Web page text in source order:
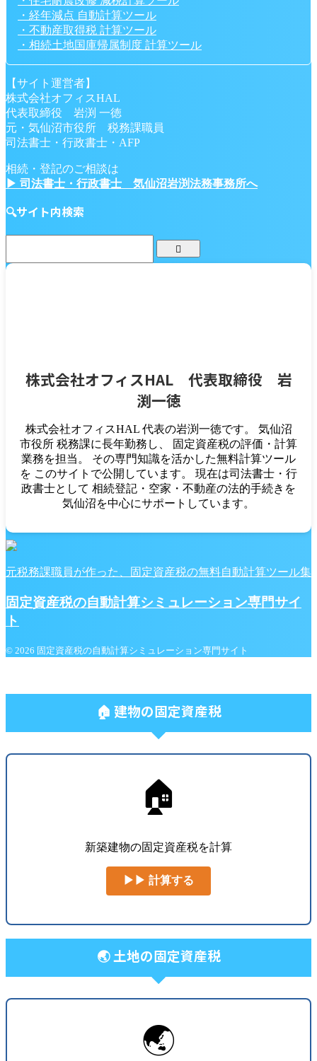
・経年減点 自動計算ツール
・不動産取得税 計算ツール
・相続土地国庫帰属制度 計算ツール
【サイト運営者】
株式会社オフィスHAL
代表取締役 岩渕 一徳
元・気仙沼市役所 税務課職員
司法書士・行政書士・AFP
相続・登記のご相談は
▶ 司法書士・行政書士 気仙沼岩渕法務事務所へ
🔍サイト内検索
株式会社オフィスHAL 代表取締役 岩
渕一徳
株式会社オフィスHAL 代表の岩渕一徳です。 気仙沼
市役所 税務課に長年勤務し、 固定資産税の評価・計算
業務を担当。 その専門知識を活かした無料計算ツール
を このサイトで公開しています。 現在は司法書士・行
政書士として 相続登記・空家・不動産の法的手続きを
気仙沼を中心にサポートしています。
元税務課職員が作った、固定資産税の無料自動計算ツール集
固定資産税の自動計算シミュレーション専門サイ
ト
© 2026 固定資産税の自動計算シミュレーション専門サイト
🏠 建物の固定資産税
🏠
新築建物の固定資産税を計算
▶▶ 計算する
🌏 土地の固定資産税
🌏